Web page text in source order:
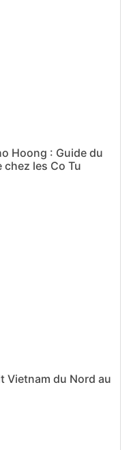
Hoong : Guide du
les Co Tu
Vietnam du Nord au